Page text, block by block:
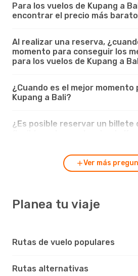
Para los vuelos de Kupang a
encontrar el precio más
Al realizar una reserva,
momento para conseguir los
para los vuelos de Kupang a
¿Cuando es el mejor momento
Kupang a Bali?
¿Es posible reservar un billete
Ver más
Planea tu viaje
Rutas de vuelo populares
Rutas alternativas